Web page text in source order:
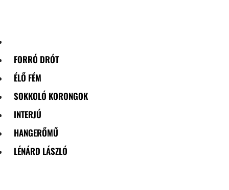
FORRÓ DRÓT
ÉLŐ FÉM
SOKKOLÓ KORONGOK
INTERJÚ
HANGERŐMŰ
LÉNÁRD LÁSZLÓ